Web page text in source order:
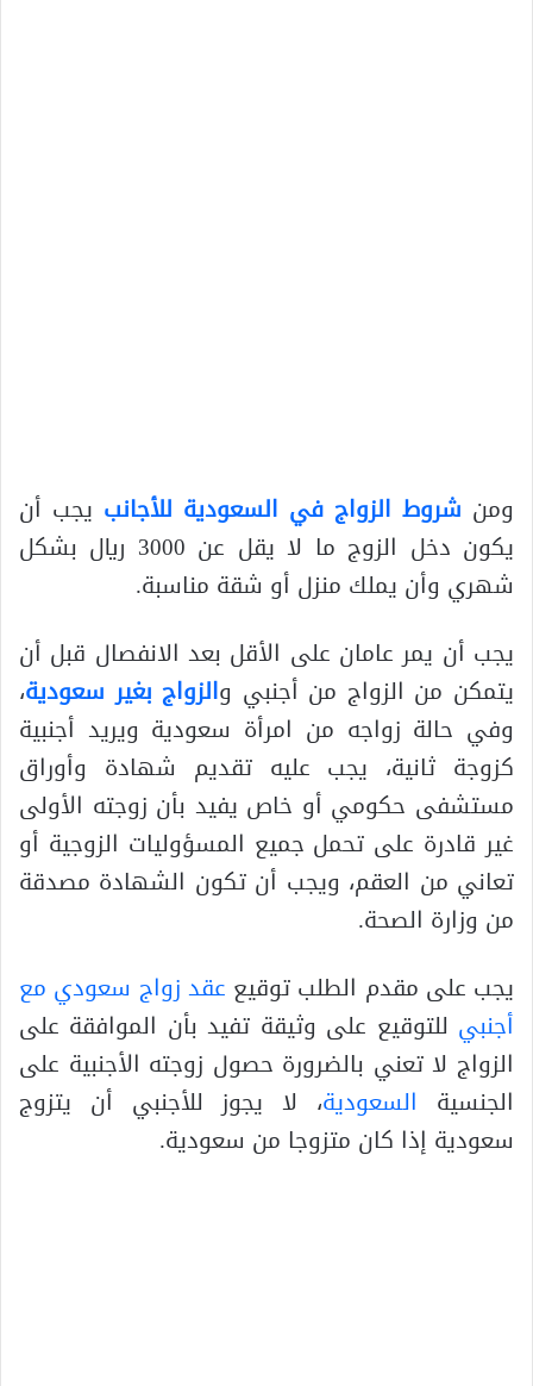
ومن شروط الزواج في السعودية للأجانب يجب أن
يكون دخل الزوج ما لا يقل عن 3000 ريال بشكل
شهري وأن يملك منزل أو شقة مناسبة.
يجب أن يمر عامان على الأقل بعد الانفصال قبل أن
يتمكن من الزواج من أجنبي والزواج بغير سعودية،
وفي حالة زواجه من امرأة سعودية ويريد أجنبية
كزوجة ثانية، يجب عليه تقديم شهادة وأوراق
مستشفى حكومي أو خاص يفيد بأن زوجته الأولى
غير قادرة على تحمل جميع المسؤوليات الزوجية أو
تعاني من العقم، ويجب أن تكون الشهادة مصدقة
من وزارة الصحة.
يجب على مقدم الطلب توقيع عقد زواج سعودي مع
أجنبي للتوقيع على وثيقة تفيد بأن الموافقة على
الزواج لا تعني بالضرورة حصول زوجته الأجنبية على
الجنسية السعودية، لا يجوز للأجنبي أن يتزوج
سعودية إذا كان متزوجا من سعودية.